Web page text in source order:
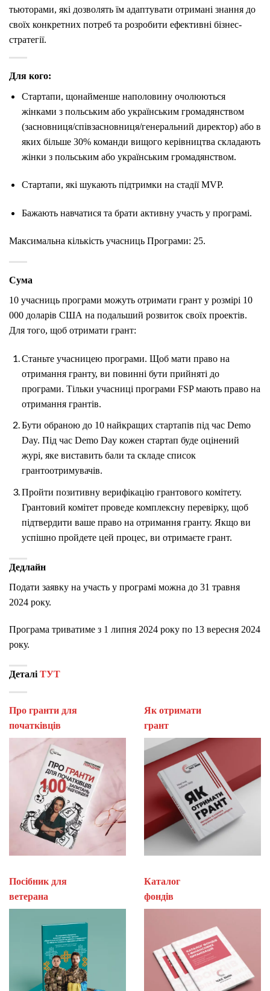
тьюторами, які дозволять їм адаптувати отримані знання до
своїх конкретних потреб та розробити ефективні бізнес-
стратегії.
Для кого:
Стартапи, щонайменше наполовину очолюються
жінками з польським або українським громадянством
(засновниця/співзасновниця/генеральний директор) або в
яких більше 30% команди вищого керівництва складають
жінки з польським або українським громадянством.
Стартапи, які шукають підтримки на стадії MVP.
Бажають навчатися та брати активну участь у програмі.
Максимальна кількість учасниць Програми: 25.
Сума
10 учасниць програми можуть отримати грант у розмірі 10
000 доларів США на подальший розвиток своїх проектів.
Для того, щоб отримати грант:
Станьте учасницею програми. Щоб мати право на
отримання гранту, ви повинні бути прийняті до
програми. Тільки учасниці програми FSP мають право на
отримання грантів.
Бути обраною до 10 найкращих стартапів під час Demo
Day. Під час Demo Day кожен стартап буде оцінений
журі, яке виставить бали та складе список
грантоотримувачів.
Пройти позитивну верифікацію грантового комітету.
Грантовий комітет проведе комплексну перевірку, щоб
підтвердити ваше право на отримання гранту. Якщо ви
успішно пройдете цей процес, ви отримаєте грант.
Дедлайн
Подати заявку на участь у програмі можна до 31 травня
2024 року.
Програма триватиме з 1 липня 2024 року по 13 вересня 2024
року.
Деталі ТУТ
Про гранти для
початківців
Як отримати
Посібник для
ветерана
Каталог